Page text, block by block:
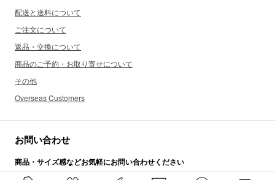
配送と送料について
ご注文について
返品・交換について
商品のご予約・お取り寄せについて
その他
Overseas Customers
お問い合わせ
商品・サイズ感などお気軽にお問い合わせください
store@50910.jp